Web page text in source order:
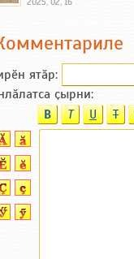
ятӑp:
ҫырни:
B T U T